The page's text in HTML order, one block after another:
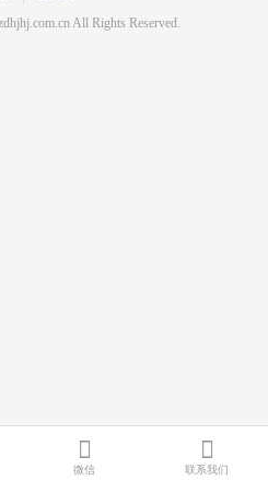
All Rights Reserved.
微信 联系我们